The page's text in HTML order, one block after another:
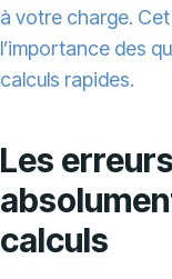
à votre charge.
l’importance des
calculs rapides.
Les
calculs